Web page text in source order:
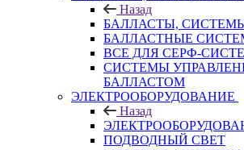
Назад
БАЛЛАСТЫ,
БАЛЛАСТНЫЕ
ВСЕ ДЛЯ СЕРФ-
СИСТЕМЫ
БАЛЛАСТОМ
ЭЛЕКТРООБОРУДОВАНИЕ
Назад
ПОДВОДНЫЙ СВЕТ